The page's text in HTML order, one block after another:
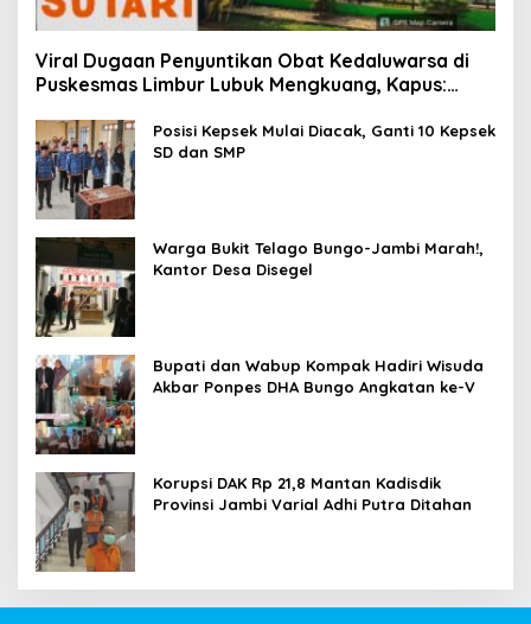
Viral Dugaan Penyuntikan Obat Kedaluwarsa di
Puskesmas Limbur Lubuk Mengkuang, Kapus:
Posisi Kepsek Mulai Diacak, Ganti 10 Kepsek
SD dan SMP
Warga Bukit Telago Bungo-Jambi Marah!,
Kantor Desa Disegel
Bupati dan Wabup Kompak Hadiri Wisuda
Akbar Ponpes DHA Bungo Angkatan ke-V
Korupsi DAK Rp 21,8 Mantan Kadisdik
Provinsi Jambi Varial Adhi Putra Ditahan